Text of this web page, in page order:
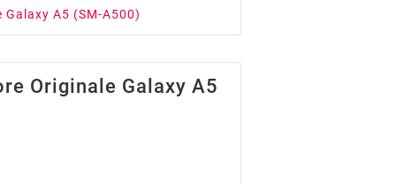
A5 (SM-A500)
Originale Galaxy A5